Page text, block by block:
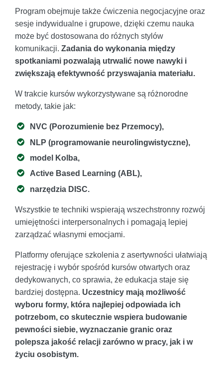
Program obejmuje także ćwiczenia negocjacyjne oraz
sesje indywidualne i grupowe, dzięki czemu nauka
może być dostosowana do różnych stylów
komunikacji. Zadania do wykonania między
spotkaniami pozwalają utrwalić nowe nawyki i
zwiększają efektywność przyswajania materiału.
W trakcie kursów wykorzystywane są różnorodne
metody, takie jak:
NVC (Porozumienie bez Przemocy),
NLP (programowanie neurolingwistyczne),
model Kolba,
Active Based Learning (ABL),
narzędzia DISC.
Wszystkie te techniki wspierają wszechstronny rozwój
umiejętności interpersonalnych i pomagają lepiej
zarządzać własnymi emocjami.
Platformy oferujące szkolenia z asertywności ułatwiają
rejestrację i wybór spośród kursów otwartych oraz
dedykowanych, co sprawia, że edukacja staje się
bardziej dostępna. Uczestnicy mają możliwość
wyboru formy, która najlepiej odpowiada ich
potrzebom, co skutecznie wspiera budowanie
pewności siebie, wyznaczanie granic oraz
polepsza jakość relacji zarówno w pracy, jak i w
życiu osobistym.